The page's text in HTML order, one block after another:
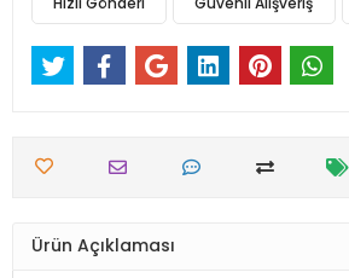
Ürün Açıklaması